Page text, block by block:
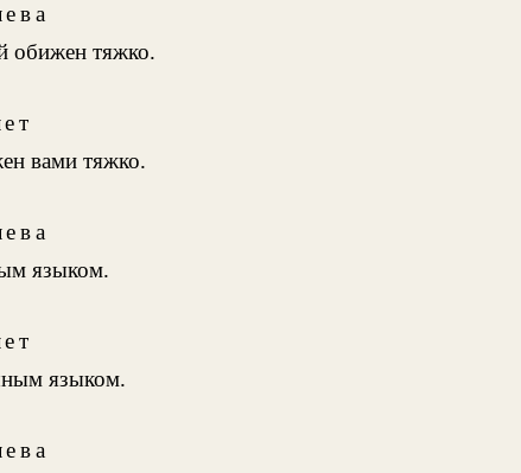
обижен тяжко.
вами тяжко.
языком.
языком.